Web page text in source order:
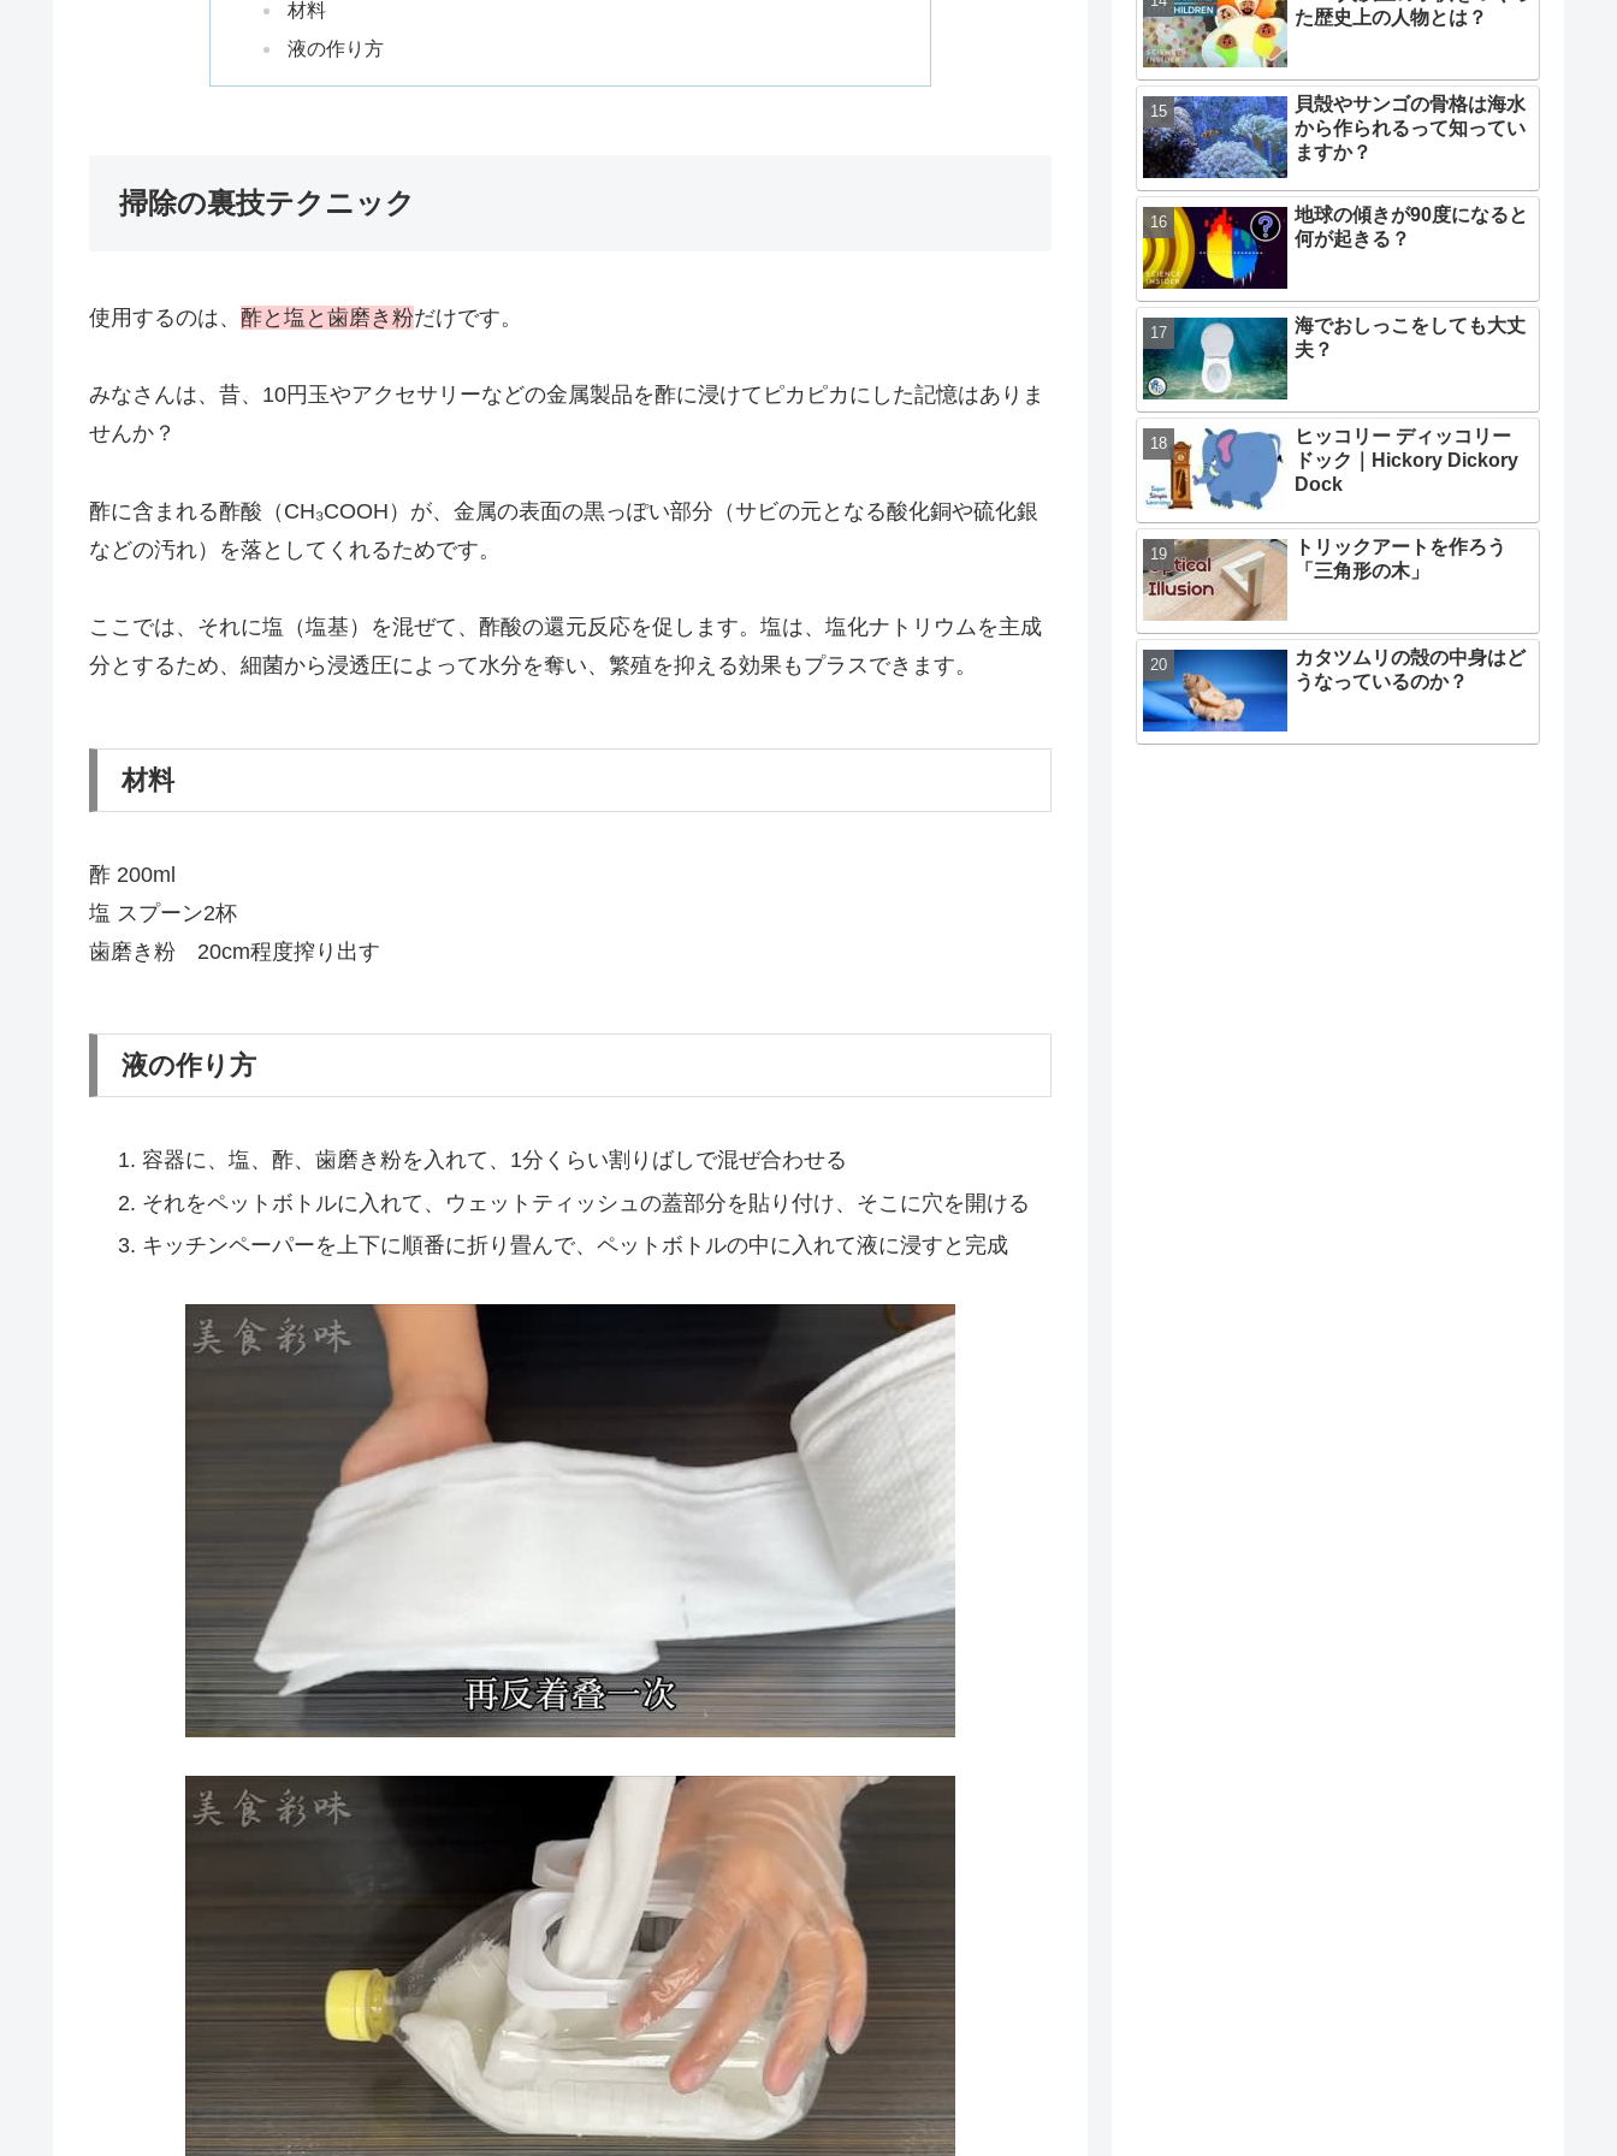
材料
液の作り方
掃除の裏技テクニック
使用するのは、 酢と塩と歯磨き粉だけです。
みなさんは、昔、10円玉やアクセサリーなどの金属製品を酢に浸けてピカピカにした記憶はありま
せんか？
酢に含まれる酢酸（CH₃COOH）が、金属の表面の黒っぽい部分（サビの元となる酸化銅や硫化銀
などの汚れ）を落としてくれるためです。
ここでは、それに塩（塩基）を混ぜて、酢酸の還元反応を促します。塩は、塩化ナトリウムを主成
分とするため、細菌から浸透圧によって水分を奪い、繁殖を抑える効果もプラスできます。
材料
酢 200ml
塩 スプーン2杯
歯磨き粉 20cm程度搾り出す
液の作り方
容器に、塩、酢、歯磨き粉を入れて、1分くらい割りばしで混ぜ合わせる
それをペットボトルに入れて、ウェットティッシュの蓋部分を貼り付け、そこに穴を開ける
キッチンペーパーを上下に順番に折り畳んで、ペットボトルの中に入れて液に浸すと完成
た歴史上の人物とは？
貝殻やサンゴの骨格は海水
から作られるって知ってい
ますか？
地球の傾きが90度になると
何が起きる？
海でおしっこをしても大丈
夫？
ヒッコリー ディッコリー
ドック｜Hickory Dickory
Dock
トリックアートを作ろう
「三角形の木」
カタツムリの殻の中身はど
うなっているのか？